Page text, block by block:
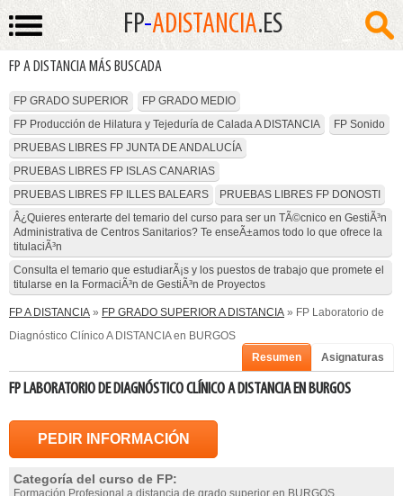
FP-ADISTANCIA.ES
FP A DISTANCIA MÁS BUSCADA
FP GRADO SUPERIOR
FP GRADO MEDIO
FP Producción de Hilatura y Tejeduría de Calada A DISTANCIA
FP Sonido
PRUEBAS LIBRES FP JUNTA DE ANDALUCÍA
PRUEBAS LIBRES FP ISLAS CANARIAS
PRUEBAS LIBRES FP ILLES BALEARS
PRUEBAS LIBRES FP DONOSTI
Â¿Quieres enterarte del temario del curso para ser un TÃ©cnico en GestiÃ³n
Administrativa de Centros Sanitarios? Te enseÃ±amos todo lo que ofrece la
titulaciÃ³n
Consulta el temario que estudiarÃ¡s y los puestos de trabajo que promete el
titularse en la FormaciÃ³n de GestiÃ³n de Proyectos
FP A DISTANCIA » FP GRADO SUPERIOR A DISTANCIA » FP Laboratorio de
Diagnóstico Clínico A DISTANCIA en BURGOS
Resumen
Asignaturas
FP LABORATORIO DE DIAGNÓSTICO CLÍNICO A DISTANCIA EN BURGOS
PEDIR INFORMACIÓN
Categoría del curso de FP:
Formación Profesional a distancia de grado superior en BURGOS